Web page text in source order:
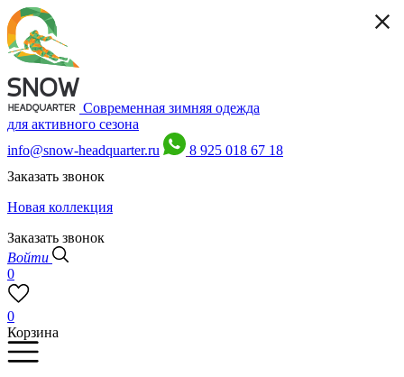
Современная зимняя одежда
для активного сезона
info@snow-headquarter.ru
8 925 018 67 18
Заказать звонок
Новая коллекция
Заказать звонок
Войти
0
0
Корзина